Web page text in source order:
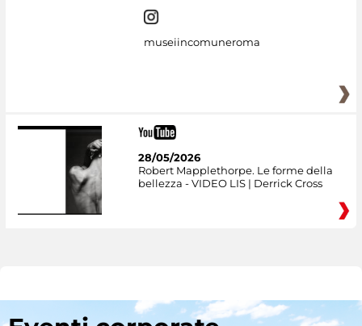
museiincomuneroma
28/05/2026
Robert Mapplethorpe. Le forme della
bellezza - VIDEO LIS | Derrick Cross